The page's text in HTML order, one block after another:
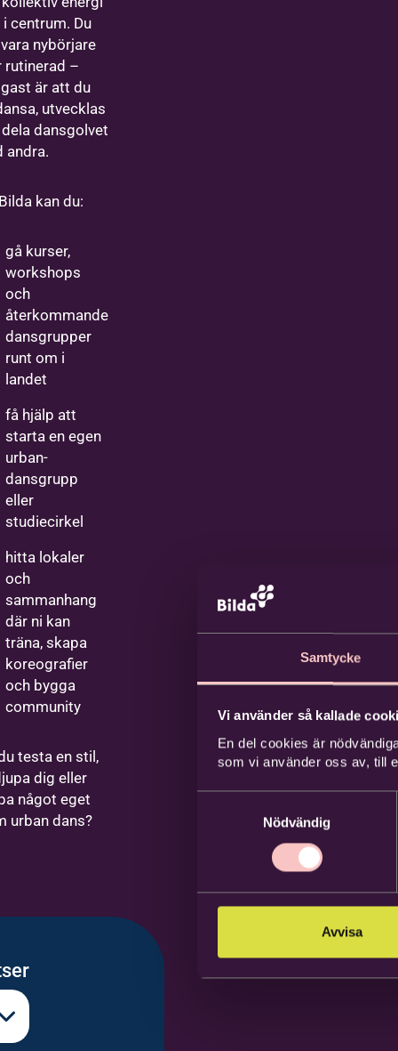
Samtycke
Vi använder så kallade
En del cookies är
som vi använder oss av, till
Nödvändig
Avvisa
centrum. Du
nybörjare
rutinerad –
är att du
utvecklas
dansgolvet
andra.
kan du:
gå kurser,
workshops
och
återkommande
dansgrupper
runt om i
landet
få hjälp att
starta en egen
urban-
dansgrupp
eller
studiecirkel
hitta lokaler
och
sammanhang
där ni kan
träna, skapa
koreografier
och bygga
community
testa en stil,
dig eller
något eget
urban dans?